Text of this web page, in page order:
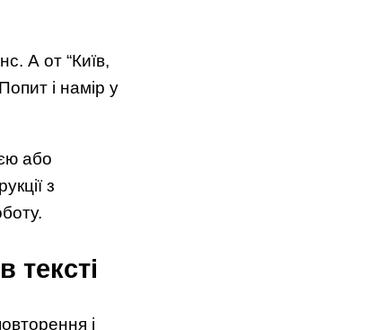
А от “Київ,
і намір у
або
з
тексті
і